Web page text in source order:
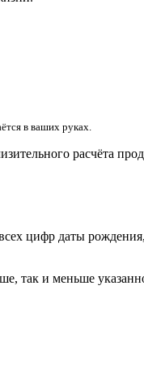
в ваших руках.
расчёта
цифр даты
так и меньше